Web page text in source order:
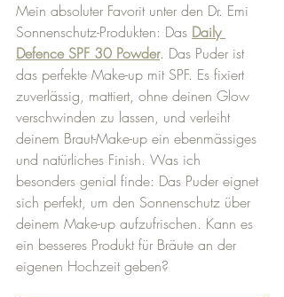
Mein absoluter Favorit unter den Dr. Emi
Sonnenschutz-Produkten: Das Daily
Defence SPF 30 Powder. Das Puder ist
das perfekte Make-up mit SPF. Es fixiert
zuverlässig, mattiert, ohne deinen Glow
verschwinden zu lassen, und verleiht
deinem Braut-Make-up ein ebenmässiges
und natürliches Finish. Was ich
besonders genial finde: Das Puder eignet
sich perfekt, um den Sonnenschutz über
deinem Make-up aufzufrischen. Kann es
ein besseres Produkt für Bräute an der
eigenen Hochzeit geben?